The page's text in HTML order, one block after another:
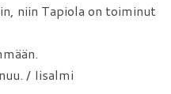
niin Tapiola on toiminut
/ Iisalmi